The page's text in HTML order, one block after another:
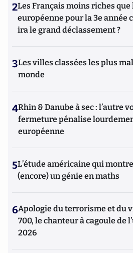
2Les Français moins riches
européenne pour la 3e année
ira le grand déclassement ?
3Les villes classées les plus
monde
4Rhin & Danube à sec : l’autre
fermeture pénalise
européenne
5L’étude américaine qui montre
(encore) un génie en maths
6Apologie du terrorisme et du
700, le chanteur à cagoule de
2026